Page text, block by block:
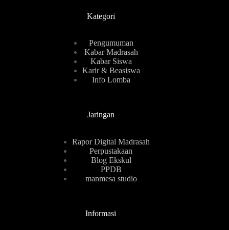
Kategori
Pengumuman
Kabar Madrasah
Kabar Siswa
Karir & Beasiswa
Info Lomba
Jaringan
Rapor Digital Madrasah
Perpustakaan
Blog Ekskul
PPDB
manmesa studio
Informasi